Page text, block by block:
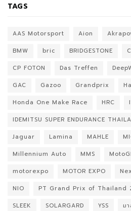
TAGS
AAS Motorsport Aion
BMW
bric BRIDGESTONE
CP FOTON
Das Treffen
GAC
Gazoo Grandprix
Honda One Make Race
HRC
IDEMITSU SUPER ENDURANCE
Jaguar
Lamina MAHLE
Millennium Auto
MMS
motorexpo
MOTOR EXPO
NIO
PT Grand Prix of Thailand
SLEEK
SOLARGARD YSS
ม